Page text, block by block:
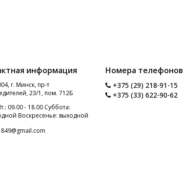
информация
г. Минск, пр-т
23/1, пом. 712Б
09.00 - 18.00 Суббота:
Воскресенье: выходной
Номера телефонов
+375 (29) 218-91-15
+375 (33) 622-90-62